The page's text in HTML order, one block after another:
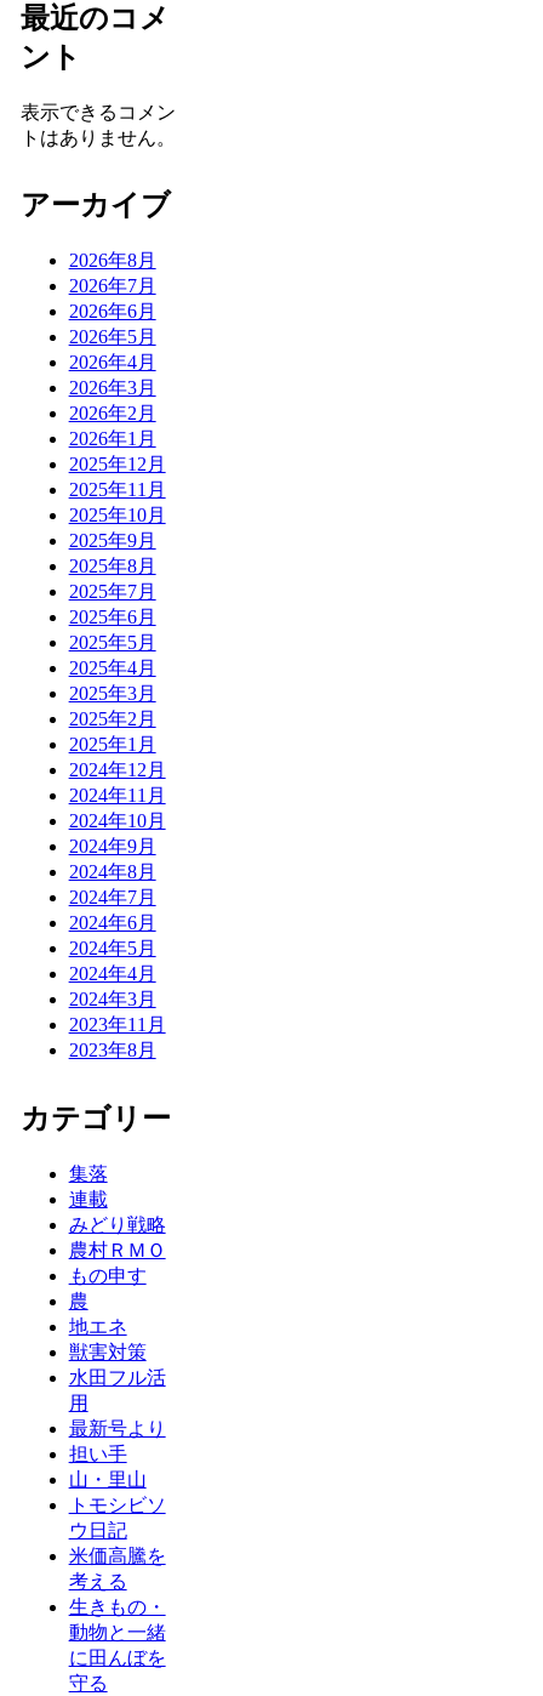
最近のコメ
ント
表示できるコメン
トはありません。
アーカイブ
2026年8月
2026年7月
2026年6月
2026年5月
2026年4月
2026年3月
2026年2月
2026年1月
2025年12月
2025年11月
2025年10月
2025年9月
2025年8月
2025年7月
2025年6月
2025年5月
2025年4月
2025年3月
2025年2月
2025年1月
2024年12月
2024年11月
2024年10月
2024年9月
2024年8月
2024年7月
2024年6月
2024年5月
2024年4月
2024年3月
2023年11月
2023年8月
カテゴリー
集落
連載
みどり戦略
農村ＲＭＯ
もの申す
農
地エネ
獣害対策
水田フル活
用
最新号より
担い手
山・里山
トモシビソ
ウ日記
米価高騰を
考える
生きもの・
動物と一緒
に田んぼを
守る